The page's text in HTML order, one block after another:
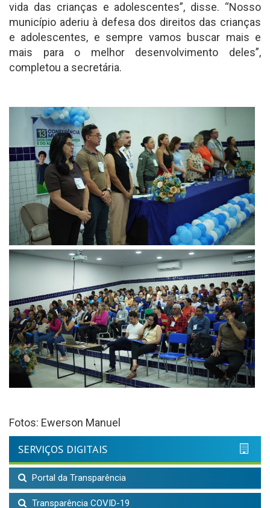
vida das crianças e adolescentes”, disse. “Nosso
município aderiu à defesa dos direitos das crianças
e adolescentes, e sempre vamos buscar mais e
mais para o melhor desenvolvimento deles”,
completou a secretária.
Fotos: Ewerson Manuel
SERVIÇOS DIGITAIS
Portal da Transparência
Transparência COVID-19